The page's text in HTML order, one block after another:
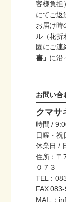
客様負担
にてご返
お届け時
ル（花折
園にご連
書」 に沿
お問い合
クマサ
時間 /
日曜・祝
休業日 /
住所：〒
０７３
TEL：
MAIL：